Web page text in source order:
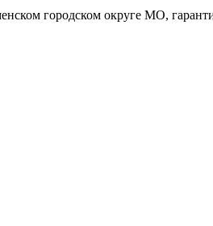
городском округе МО,